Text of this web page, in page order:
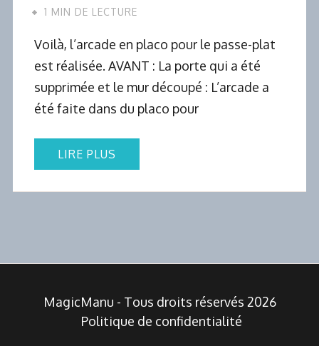
1 MIN DE LECTURE
Voilà, l’arcade en placo pour le passe-plat
est réalisée. AVANT : La porte qui a été
supprimée et le mur découpé : L’arcade a
été faite dans du placo pour
LIRE PLUS
MagicManu - Tous droits réservés 2026
Politique de confidentialité